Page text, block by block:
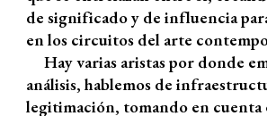
de significado y de influencia
en los circuitos del arte
Hay varias aristas por donde
análisis, hablemos de
legitimación, tomando en